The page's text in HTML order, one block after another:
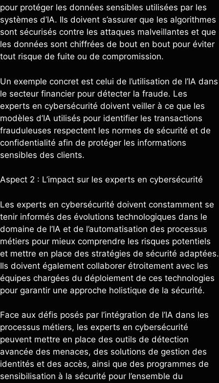
pour protéger les données sensibles utilisées par les
systèmes d’IA. Ils doivent s’assurer que les algorithmes
sont sécurisés contre les attaques malveillantes et que
les données sont chiffrées de bout en bout pour éviter
tout risque de fuite ou de compromission.
Un exemple concret est celui de l’utilisation de l’IA dans
le secteur financier pour détecter la fraude. Les
experts en cybersécurité doivent veiller à ce que les
modèles d’IA utilisés pour identifier les transactions
frauduleuses respectent les normes de sécurité et de
confidentialité afin de protéger les informations
sensibles des clients.
Aspect 2 : L’impact sur les experts en cybersécurité
Les experts en cybersécurité doivent constamment se
tenir informés des évolutions technologiques dans le
domaine de l’IA et de l’automatisation des processus
métiers pour mieux comprendre les risques potentiels
et mettre en place des stratégies de sécurité adaptées.
Ils doivent également collaborer étroitement avec les
équipes chargées du déploiement de ces technologies
pour garantir une approche holistique de la sécurité.
Face aux défis posés par l’intégration de l’IA dans les
processus métiers, les experts en cybersécurité
peuvent mettre en place des outils de détection
avancée des menaces, des solutions de gestion des
identités et des accès, ainsi que des programmes de
sensibilisation à la sécurité pour l’ensemble du